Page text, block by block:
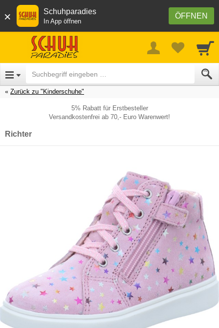
× ÖFFNEN
Schuhparadies
In App öffnen
Zurück zu "Kinderschuhe"
5% Rabatt für Erstbesteller
Versandkostenfrei ab 70,- Euro Warenwert!
Richter